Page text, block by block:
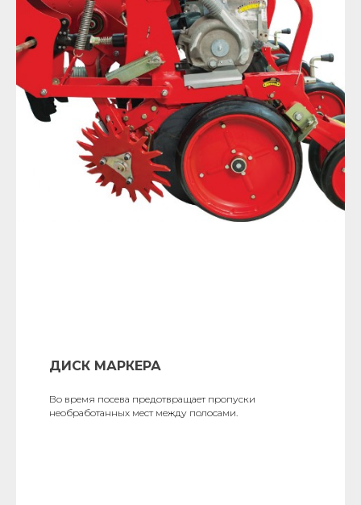
ДИСК МАРКЕРА
Во время посева предотвращает пропуски
необработанных мест между полосами.